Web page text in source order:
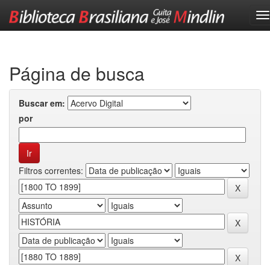
Página de busca
Buscar em:
por
Filtros correntes: